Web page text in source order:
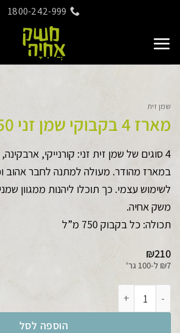
content
1800-242-999
שמן זית
מארז 4 בקבוקי שמן זני 750 מ”ל
4 סוגים של שמן זית זני: קורנייקי,
במארז מהודר. מעולה למתנה לחבר אהוב
לשימוש עצמי. כך תוכלו ליהנות ממגוון
משק אחיה.
תכולה: כל בקבוק 750 מ”ל
₪210
₪7 ל-100 גר'
הוספה לסל